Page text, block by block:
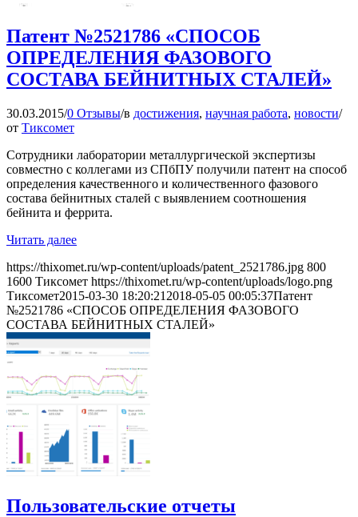
Патент №2521786 «СПОСОБ
ОПРЕДЕЛЕНИЯ ФАЗОВОГО
СОСТАВА БЕЙНИТНЫХ СТАЛЕЙ»
30.03.2015/0 Отзывы/в достижения, научная работа, новости/
от Тиксомет
Сотрудники лаборатории металлургической экспертизы
совместно с коллегами из СПбПУ получили патент на способ
определения качественного и количественного фазового
состава бейнитных сталей с выявлением соотношения
бейнита и феррита.
Читать далее
https://thixomet.ru/wp-content/uploads/patent_2521786.jpg 800
1600 Тиксомет https://thixomet.ru/wp-content/uploads/logo.png
Тиксомет2015-03-30 18:20:21 2018-05-05 00:05:37Патент
№2521786 «СПОСОБ ОПРЕДЕЛЕНИЯ ФАЗОВОГО
СОСТАВА БЕЙНИТНЫХ СТАЛЕЙ»
Пользовательские отчеты